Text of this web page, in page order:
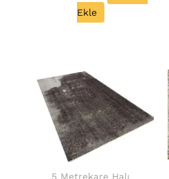
Ekle
5 Metrekare Halı